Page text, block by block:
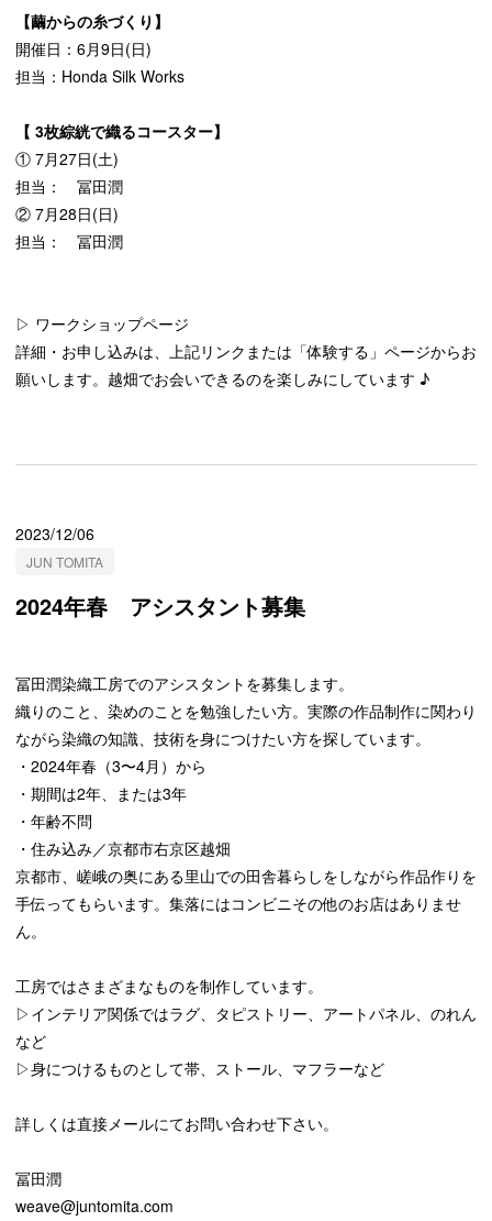
【繭からの糸づくり】
開催日：6月9日(日)
担当：Honda Silk Works
【 3枚綜絖で織るコースター】
① 7月27日(土)
担当： 冨田潤
② 7月28日(日)
担当： 冨田潤
▷ ワークショップページ
詳細・お申し込みは、上記リンクまたは「体験する」ページからお
願いします。越畑でお会いできるのを楽しみにしています ♪
2023/12/06
JUN TOMITA
2024年春 アシスタント募集
冨田潤染織工房でのアシスタントを募集します。
織りのこと、染めのことを勉強したい方。実際の作品制作に関わり
ながら染織の知識、技術を身につけたい方を探しています。
・2024年春（3〜4月）から
・期間は2年、または3年
・年齢不問
・住み込み／京都市右京区越畑
京都市、嵯峨の奥にある里山での田舎暮らしをしながら作品作りを
手伝ってもらいます。集落にはコンビニその他のお店はありませ
ん。
工房ではさまざまなものを制作しています。
▷インテリア関係ではラグ、タピストリー、アートパネル、のれん
など
▷身につけるものとして帯、ストール、マフラーなど
詳しくは直接メールにてお問い合わせ下さい。
冨田潤
weave@juntomita.com